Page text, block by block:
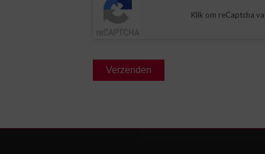
Klik om reCaptcha